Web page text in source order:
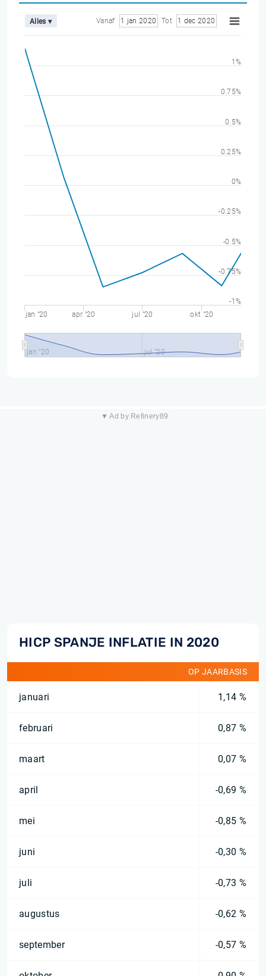
Alles ▾ Vanaf 1 jan 2020 Tot 1 dec 2020
jan "20 apr "20 jul "20 okt "20
jan "20 jul "20
-1%
-0.75%
-0.5%
-0.25%
0%
0.25%
0.5%
0.75%
1%
▼ Ad by Refinery89
HICP SPANJE INFLATIE IN 2020
OP JAARBASIS
januari 1,14 %
februari 0,87 %
maart 0,07 %
april -0,69 %
mei -0,85 %
juni -0,30 %
juli -0,73 %
augustus -0,62 %
september -0,57 %